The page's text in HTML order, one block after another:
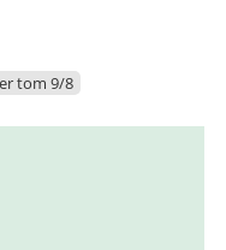
tom 9/8